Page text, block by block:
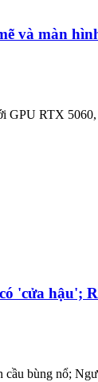
và màn
RTX
'cửa hậu';
bùng nổ;